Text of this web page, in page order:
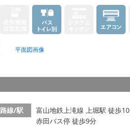
平面図画像
路線/駅
富山地鉄上滝線 上堀駅 徒歩
赤田バス停 徒歩9分